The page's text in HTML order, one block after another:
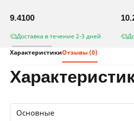
9.4100
Доставка в течение 2-3 дней
ХарактеристикиОтзывы (0)
Основные